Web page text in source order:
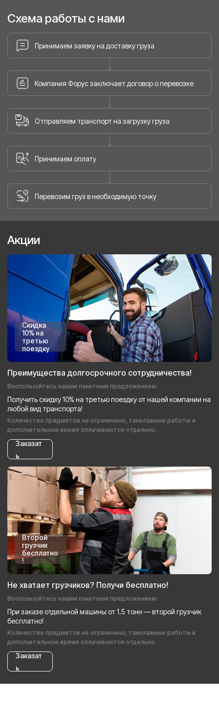
Схема работы с нами
Принимаем заявку на доставку груза
Компания Форус заключает договор о перевозке
Отправляем транспорт на загрузку груза
Принимаем оплату
Перевозим груз в необходимую точку
Акции
Скидка
10% на
третью
поездку
Преимущества долгосрочного сотрудничества!
Воспользуйтесь нашим пакетным предложением:
Получить скидку 10% на третью поездку от нашей компании на
любой вид транспорта!
Количество предметов не ограничено, такелажные работы и
дополнительное время оплачиваются отдельно.
Заказат
ь
Второй
грузчик
бесплатно
!
Не хватает грузчиков? Получи бесплатно!
Воспользуйтесь нашим пакетным предложением:
При заказе отдельной машины от 1.5 тонн — второй грузчик
бесплатно!
Количество предметов не ограничено, такелажные работы и
дополнительное время оплачиваются отдельно.
Заказат
ь